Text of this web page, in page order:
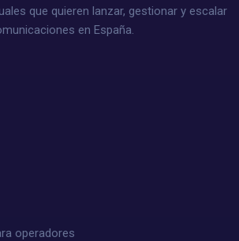
que quieren lanzar, gestionar y escalar
en España.
operadores